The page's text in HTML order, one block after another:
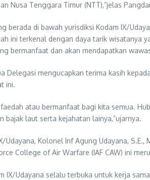
Nusa Tenggara Timur (NTT),”jelas
berada di bawah yurisdiksi Kodam IX/
ini terkenal dengan daya tarik
bermanfaat dan akan mendapatkan
Delegasi mengucapkan terima kasih
ini.
atau bermanfaat bagi kita semua.
laut serta kejahatan lainya,”ujarnya.
Udayana, Kolonel Inf Agung Udayana,
College of Air Warfare (IAF CAW) ini
IX/Udayana selalu terbuka untuk kerja